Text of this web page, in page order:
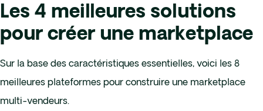
Les 4 meilleures solutions
pour créer une marketplace
Sur la base des caractéristiques essentielles, voici les 8
meilleures plateformes pour construire une marketplace
multi-vendeurs.